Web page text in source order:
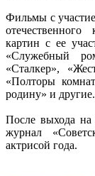
Фильмы с
картин с ее
«Служебный
«Сталкер»,
«Полторы
родину» и другие.
После выхода
журнал
актрисой года.